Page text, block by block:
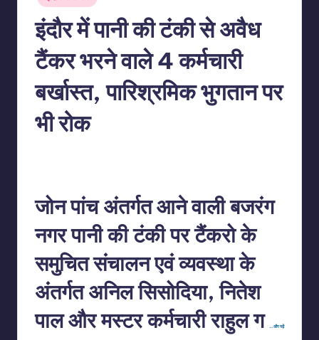
in
इंदौर में पानी की टंकी से अवैध
टैंकर भरने वाले 4 कर्मचारी
बर्खास्त, पारिश्रमिक भुगतान पर
भी रोक
जोन पांच अंतर्गत आने वाली बजरंग
नगर पानी की टंकी पर टैंकरो के
समुचित संचालन एवं व्यवस्था के
अंतर्गत अनिल सिसोदिया, नितेश
पाल और मस्टर कर्मचारी राहुल ग
…और पढ़ें